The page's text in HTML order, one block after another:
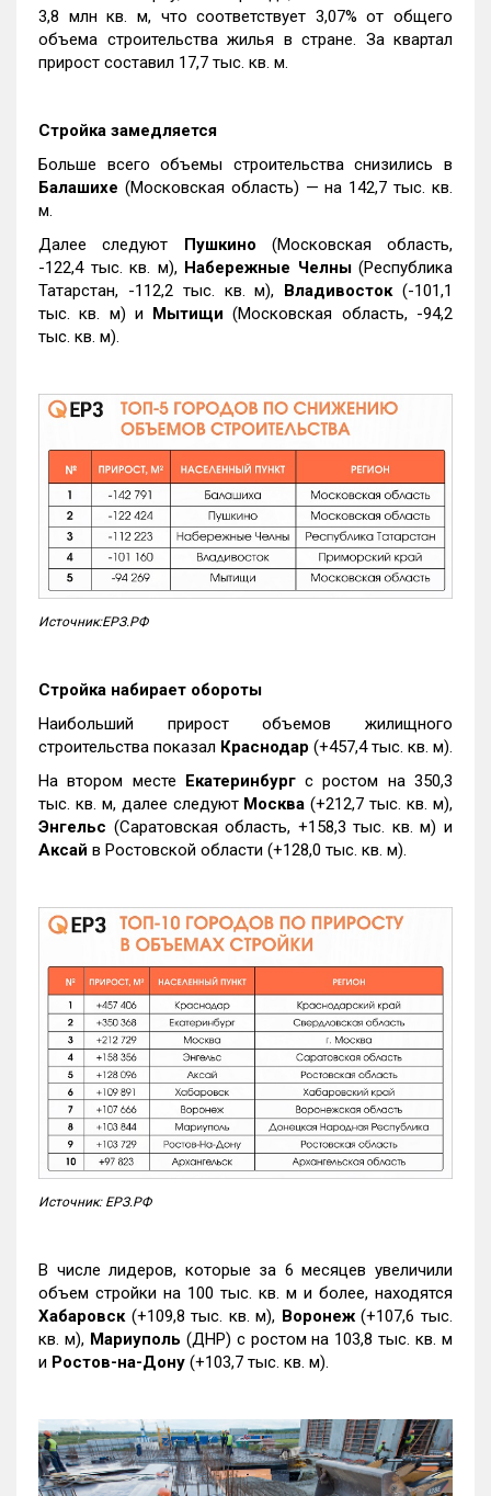
3,8 млн кв. м, что соответствует 3,07% от общего
объема строительства жилья в стране. За квартал
прирост составил 17,7 тыс. кв. м.
Стройка замедляется
Больше всего объемы строительства снизились в
Балашихе (Московская область) — на 142,7 тыс. кв.
м.
Далее следуют Пушкино (Московская область,
-122,4 тыс. кв. м), Набережные Челны(Республика
Татарстан, -112,2 тыс. кв. м), Владивосток(-101,1
тыс. кв. м) и Мытищи (Московская область, -94,2
тыс. кв. м).
Источник:ЕРЗ.РФ
Стройка набирает обороты
Наибольший прирост объемов жилищного
строительства показал Краснодар (+457,4 тыс. кв. м).
На втором месте Екатеринбургс ростом на 350,3
тыс. кв. м, далее следуют Москва (+212,7 тыс. кв. м),
Энгельс (Саратовская область, +158,3 тыс. кв. м) и
Аксай в Ростовской области (+128,0 тыс. кв. м).
Источник: ЕРЗ.РФ
В числе лидеров, которые за 6 месяцев увеличили
объем стройки на 100 тыс. кв. м и более, находятся
Хабаровск (+109,8 тыс. кв. м), Воронеж(+107,6 тыс.
кв. м), Мариуполь (ДНР) с ростом на 103,8 тыс. кв. м
и Ростов-на-Дону (+103,7 тыс. кв. м).